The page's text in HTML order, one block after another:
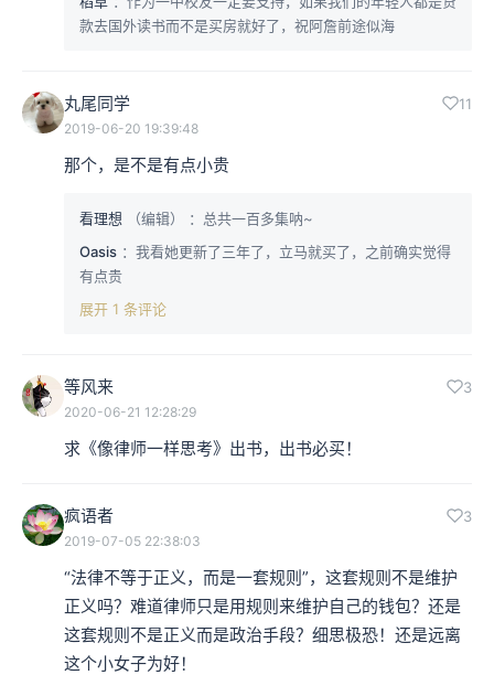
款去国外读书而不是买房就好了，祝阿詹前途似海
丸尾同学 11
2019-06-20 19:39:48
那个，是不是有点小贵
看理想 （编辑）
：总共一百多集呐~
Oasis ：我看她更新了三年了，立马就买了，之前确实觉得
有点贵
展开 1 条评论
等风来 3
2020-06-21 12:28:29
求《像律师一样思考》出书，出书必买！
疯语者 3
2019-07-05 22:38:03
“法律不等于正义，而是一套规则”，这套规则不是维护
正义吗？难道律师只是用规则来维护自己的钱包？还是
这套规则不是正义而是政治手段？细思极恐！还是远离
这个小女子为好！